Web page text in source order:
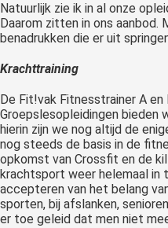
Natuurlijk zie ik in al onze
Daarom zitten in ons aanbod.
benadrukken die er uit
Krachttraining
De Fit!vak Fitnesstrainer A en
Groepslesopleidingen bieden
hierin zijn we nog altijd de
nog steeds de basis in de
opkomst van Crossfit en de
krachtsport weer helemaal in
accepteren van het belang
sporten, bij afslanken,
er toe geleid dat men niet